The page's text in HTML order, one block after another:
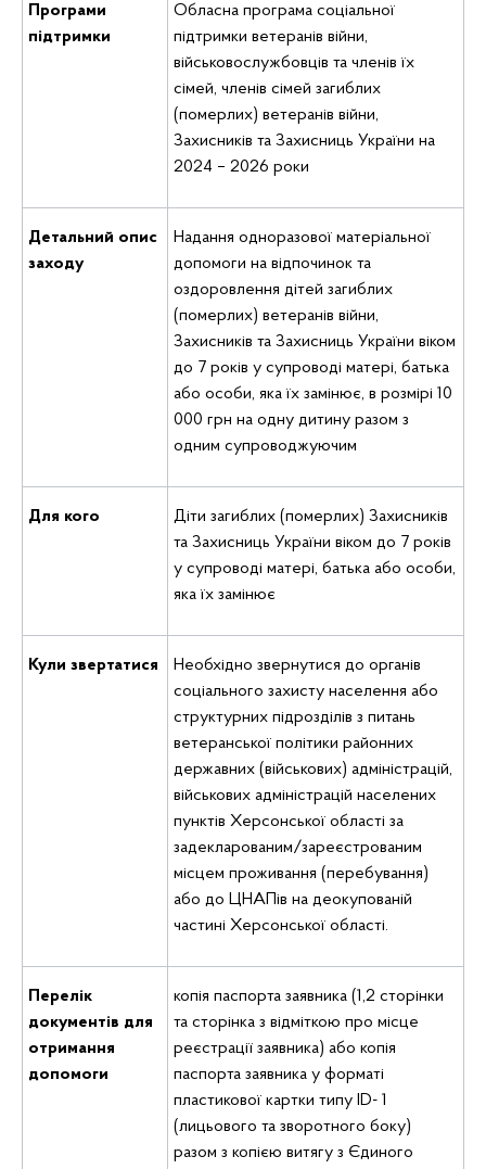
Програми
підтримки
Обласна програма соціальної
підтримки ветеранів війни,
військовослужбовців та членів їх
сімей, членів сімей загиблих
(померлих) ветеранів війни,
Захисників та Захисниць України на
2024 – 2026 роки
Детальний опис
заходу
Надання одноразової матеріальної
допомоги на відпочинок та
оздоровлення дітей загиблих
(померлих) ветеранів війни,
Захисників та Захисниць України віком
до 7 років у супроводі матері, батька
або особи, яка їх замінює, в розмірі 10
000 грн на одну дитину разом з
одним супроводжуючим
Для кого
Діти загиблих (померлих) Захисників
та Захисниць України віком до 7 років
у супроводі матері, батька або особи,
яка їх замінює
Кули звертатися
Необхідно звернутися до органів
соціального захисту населення або
структурних підрозділів з питань
ветеранської політики районних
державних (військових) адміністрацій,
військових адміністрацій населених
пунктів Херсонської області за
задекларованим/зареєстрованим
місцем проживання (перебування)
або до ЦНАПів на деокупованій
частині Херсонської області.
Перелік
документів для
отримання
допомоги
копія паспорта заявника (1,2 сторінки
та сторінка з відміткою про місце
реєстрації заявника) або копія
паспорта заявника у форматі
пластикової картки типу ID- 1
(лицьового та зворотного боку)
разом з копією витягу з Єдиного